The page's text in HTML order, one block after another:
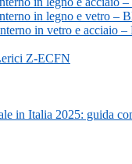
in legno e vetro –
in vetro e acciaio
Z-ECFN
in Italia 2025: guida